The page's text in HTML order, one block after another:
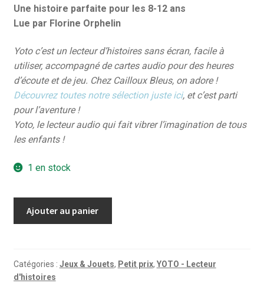
Une histoire parfaite pour les 8-12 ans
Lue par Florine Orphelin
Yoto c’est un lecteur d’histoires sans écran, facile à
utiliser, accompagné de cartes audio pour des heures
d’écoute et de jeu. Chez Cailloux Bleus, on adore !
Découvrez toutes notre sélection juste ici, et c’est parti
pour l’aventure !
Yoto, le lecteur audio qui fait vibrer l’imagination de tous
les enfants !
1 en stock
Bronia,
le
Ajouter au panier
Catégories : Jeux & Jouets, Petit prix, YOTO - Lecteur
d'histoires